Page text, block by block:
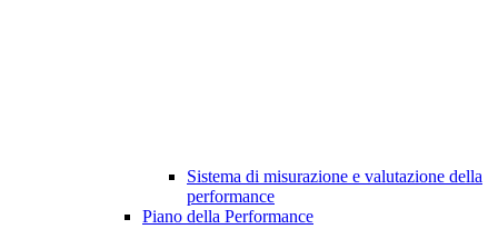
Sistema di misurazione e valutazione della
performance
Piano della Performance